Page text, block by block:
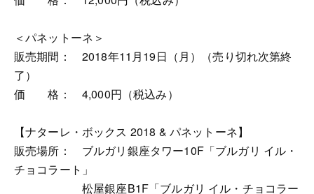
＜パネットーネ＞
販売期間： 2018年11月19日（月）（売り切れ次第終
了）
価 格： 4,000円（税込み）
【ナターレ・ボックス 2018 & パネットーネ】
販売場所： ブルガリ銀座タワー10F「ブルガリ イル・
チョコラート」
松屋銀座B1F「ブルガリ イル・チョコラー